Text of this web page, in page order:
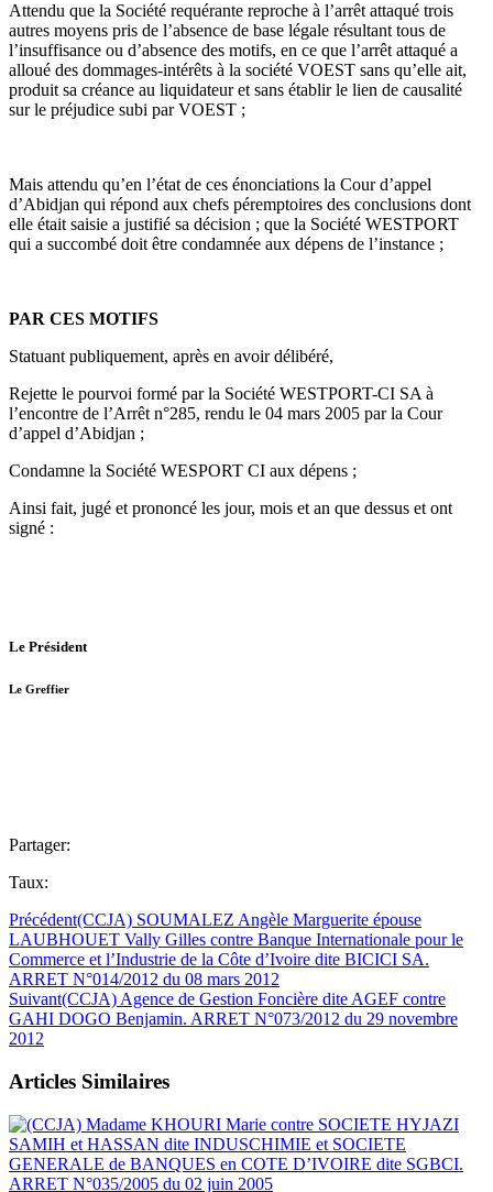
Attendu que la Société requérante reproche à l’arrêt attaqué trois
autres moyens pris de l’absence de base légale résultant tous de
l’insuffisance ou d’absence des motifs, en ce que l’arrêt attaqué a
alloué des dommages-intérêts à la société VOEST sans qu’elle ait,
produit sa créance au liquidateur et sans établir le lien de causalité
sur le préjudice subi par VOEST ;
Mais attendu qu’en l’état de ces énonciations la Cour d’appel
d’Abidjan qui répond aux chefs péremptoires des conclusions dont
elle était saisie a justifié sa décision ; que la Société WESTPORT
qui a succombé doit être condamnée aux dépens de l’instance ;
PAR CES MOTIFS
Statuant publiquement, après en avoir délibéré,
Rejette le pourvoi formé par la Société WESTPORT-CI SA à
l’encontre de l’Arrêt n°285, rendu le 04 mars 2005 par la Cour
d’appel d’Abidjan ;
Condamne la Société WESPORT CI aux dépens ;
Ainsi fait, jugé et prononcé les jour, mois et an que dessus et ont
signé :
Le Président
Le Greffier
Partager:
Taux:
Précédent(CCJA) SOUMALEZ Angèle Marguerite épouse
LAUBHOUET Vally Gilles contre Banque Internationale pour le
Commerce et l’Industrie de la Côte d’Ivoire dite BICICI SA.
ARRET N°014/2012 du 08 mars 2012
Suivant(CCJA) Agence de Gestion Foncière dite AGEF contre
GAHI DOGO Benjamin. ARRET N°073/2012 du 29 novembre
2012
Articles Similaires